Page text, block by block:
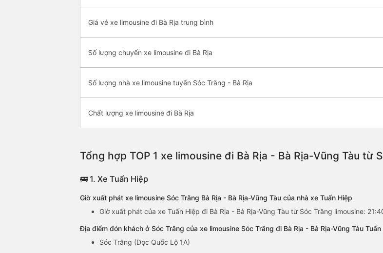
Giá vé xe limousine đi Bà Rịa trung bình
Số lượng chuyến xe limousine đi Bà Rịa
Số lượng nhà xe limousine tuyến Sóc Trăng - Bà Rịa
Chất lượng xe limousine đi Bà Rịa
Tổng hợp TOP 1 xe limousine đi Bà Rịa - Bà Rịa-Vũng Tàu
🚌 1. Xe Tuấn Hiệp
Giờ xuất phát xe limousine Sóc Trăng Bà Rịa - Bà Rịa-Vũng Tàu của nhà xe Tuấn Hiệp
Giờ xuất phát của xe Tuấn Hiệp đi Bà Rịa - Bà Rịa-Vũng Tàu từ Sóc Trăng limousine:
Địa điểm đón khách ở Sóc Trăng của xe limousine Sóc Trăng đi Bà Rịa - Bà Rịa-Vũng Tàu Tuấn
Sóc Trăng (Dọc Quốc Lộ 1A)